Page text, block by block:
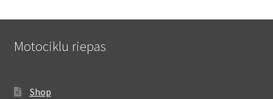
Motociklu riepas
Shop